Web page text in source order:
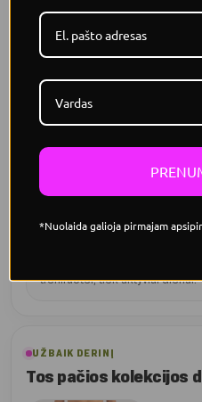
Dvigubas sluoksnis
Dvigubas audinys su
stabilų palaikymą.
Kryžiuojamos
Elastingos petnešėlės
prigludimo; labai atvira nugara
treniruotei, tiek aktyviai dienai.
UŽBAIK DERINĮ
Tos pačios kolekcijos
*Nuolaida galioja pirmajam